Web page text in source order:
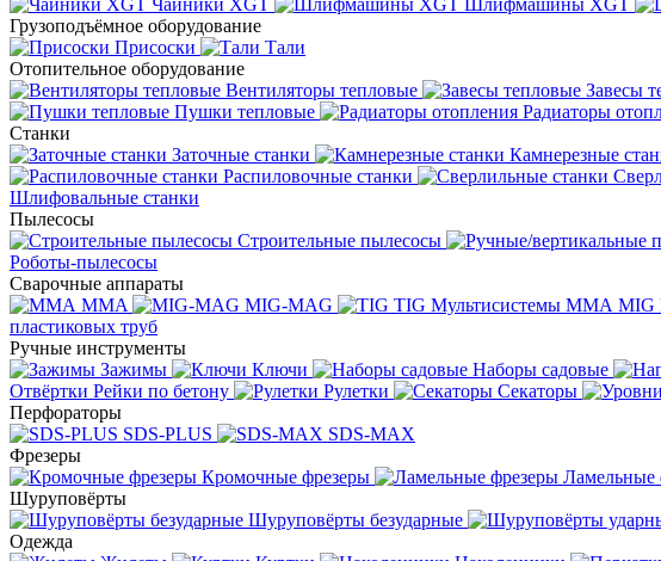
Чайники XGT
Шлифмашины XGT
Грузоподъёмное оборудование
Присоски
Тали
Отопительное оборудование
Вентиляторы тепловые
Завесы
Пушки тепловые
Радиаторы
Станки
Заточные станки
Камнерезные
Распиловочные станки
Шлифовальные станки
Пылесосы
Строительные пылесосы
Роботы-пылесосы
Сварочные аппараты
MMA
MIG-MAG TIG Мультисистемы ММА MIG
пластиковых труб
Ручные инструменты
Зажимы
Ключи Наборы садовые
Отвёртки Рейки по бетону Рулетки Секаторы
Перфораторы
SDS-PLUS
SDS-MAX
Фрезеры
Кромочные фрезеры
Ламельные
Шуруповёрты
Шуруповёрты безударные
Одежда